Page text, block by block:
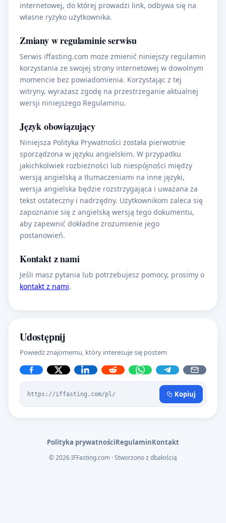
internetowej, do której prowadzi link, odbywa się na
własne ryzyko użytkownika.
Zmiany w regulaminie serwisu
Serwis iffasting.com może zmienić niniejszy regulamin
korzystania ze swojej strony internetowej w dowolnym
momencie bez powiadomienia. Korzystając z tej
witryny, wyrażasz zgodę na przestrzeganie aktualnej
wersji niniejszego Regulaminu.
Język obowiązujący
Niniejsza Polityka Prywatności została pierwotnie
sporządzona w języku angielskim. W przypadku
jakichkolwiek rozbieżności lub niespójności między
wersją angielską a tłumaczeniami na inne języki,
wersja angielska będzie rozstrzygająca i uważana za
tekst ostateczny i nadrzędny. Użytkownikom zaleca się
zapoznanie się z angielską wersją tego dokumentu,
aby zapewnić dokładne zrozumienie jego
postanowień.
Kontakt z nami
Jeśli masz pytania lub potrzebujesz pomocy, prosimy o
kontakt z nami.
Udostępnij
Powiedz znajomemu, który interesuje się postem
https://iffasting.com/pl/ Kopiuj
Polityka prywatnościRegulaminKontakt
© 2026 IFFasting.com · Stworzono z dbałością